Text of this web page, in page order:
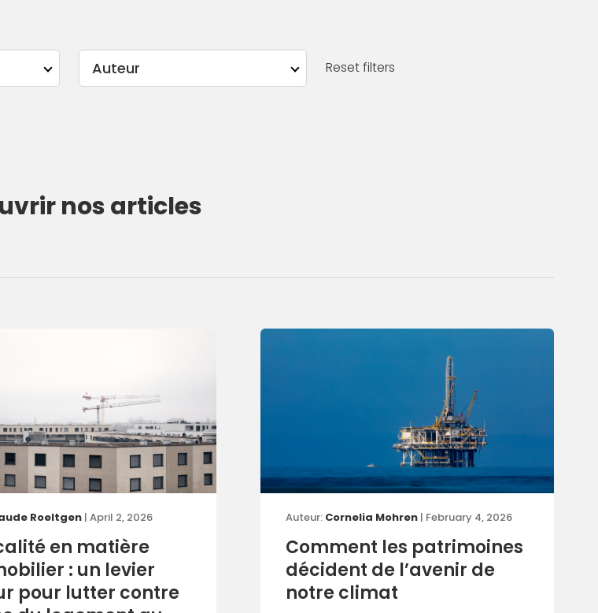
Auteur Reset filters
nos articles
Roeltgen | April 2, 2026
en matière
: un levier
pour lutter contre
Auteur: Cornelia Mohren | February 4, 2026
Comment les patrimoines
décident de l’avenir de
notre climat